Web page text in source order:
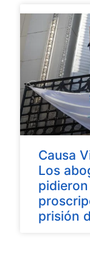
Causa
Los
prisión